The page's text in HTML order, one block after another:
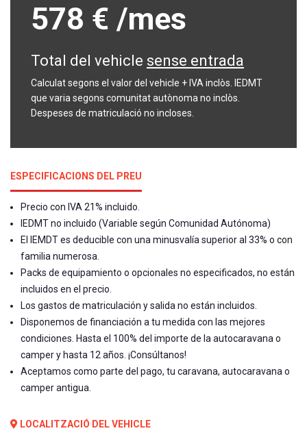
578 € /mes
Total del vehicle sense entrada
Calculat segons el valor del vehicle + IVA inclòs. IEDMT
que varia segons comunitat autònoma no inclòs.
Despeses de matriculació no incloses.
ESPECIFICACIONS DEL PREU
Precio con IVA 21% incluido.
IEDMT no incluido (Variable según Comunidad Autónoma)
El IEMDT es deducible con una minusvalía superior al 33% o con
familia numerosa.
Packs de equipamiento o opcionales no especificados, no están
incluidos en el precio.
Los gastos de matriculación y salida no están incluidos.
Disponemos de financiación a tu medida con las mejores
condiciones. Hasta el 100% del importe de la autocaravana o
camper y hasta 12 años. ¡Consúltanos!
Aceptamos como parte del pago, tu caravana, autocaravana o
camper antigua.
LOCALITZACIÓ DEL VEHICLE